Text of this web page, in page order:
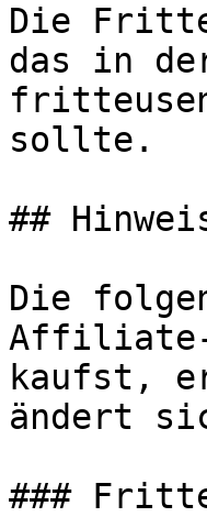
Die
das in
sollte.
##
Die
Affiliate-
kaufst,
ändert
###